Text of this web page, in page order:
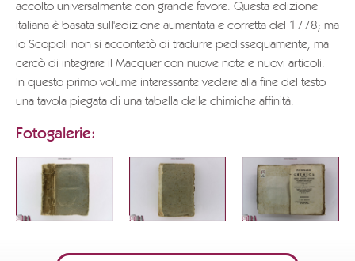
accolto universalmente con grande favore. Questa edizione
italiana è basata sull'edizione aumentata e corretta del 1778; ma
lo Scopoli non si accontetò di tradurre pedissequamente, ma
cercò di integrare il Macquer con nuove note e nuovi articoli.
In questo primo volume interessante vedere alla fine del testo
una tavola piegata di una tabella delle chimiche affinità.
Fotogalerie: